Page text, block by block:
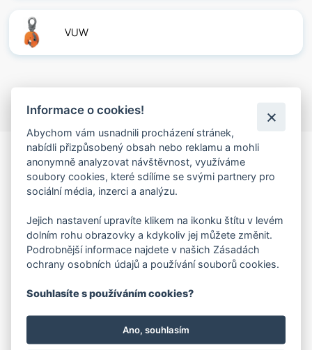
VUW
VRÁCENÍ ZBOŽÍ ONLINE
Kategorie produktů
OCELOVÁ LANA
ŘETĚZY
TEXTILNÍ ÚVAZKY
Informace o cookies!
Abychom vám usnadnili procházení stránek,
nabídli přizpůsobený obsah nebo reklamu a mohli
anonymně analyzovat návštěvnost, využíváme
soubory cookies, které sdílíme se svými partnery pro
sociální média, inzerci a analýzu.
Jejich nastavení upravíte klikem na ikonku štítu v levém
dolním rohu obrazovky a kdykoliv jej můžete změnit.
Podrobnější informace najdete v našich Zásadách
ochrany osobních údajů a používání souborů cookies.
Souhlasíte s používáním cookies?
Ano, souhlasím